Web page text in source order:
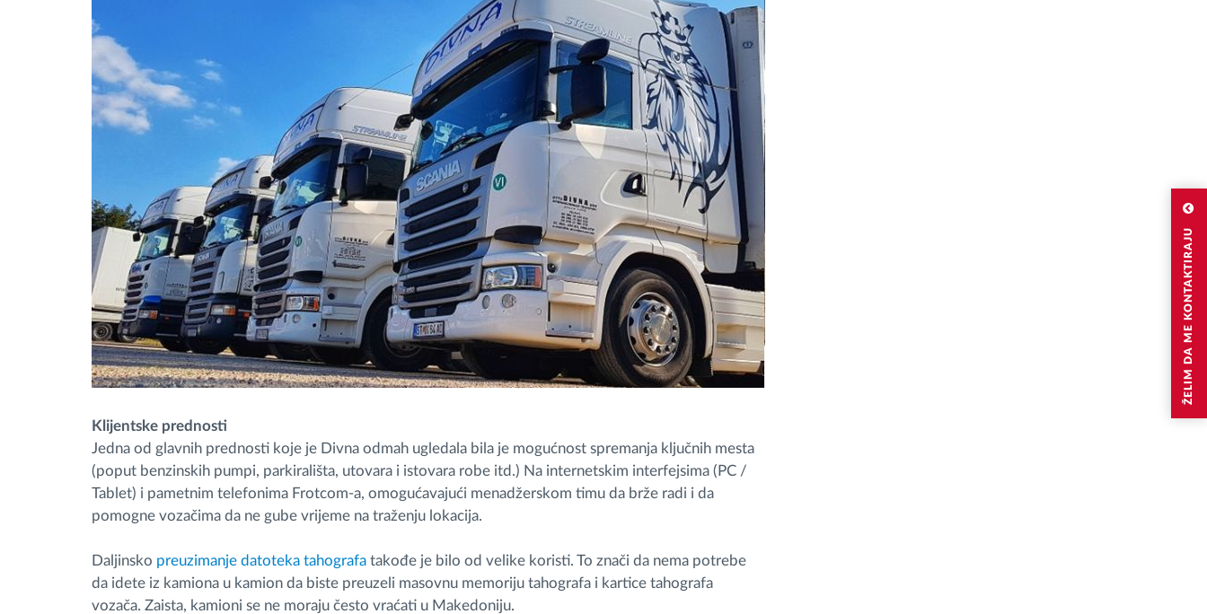
ŽELIM DA ME KONTAKTIRAJU
Klijentske prednosti
Jedna od glavnih prednosti koje je Divna odmah ugledala bila je mogućnost spremanja ključnih mesta
(poput benzinskih pumpi, parkirališta, utovara i istovara robe itd.) Na internetskim interfejsima (PC /
Tablet) i pametnim telefonima Frotcom-a, omogućavajući menadžerskom timu da brže radi i da
pomogne vozačima da ne gube vrijeme na traženju lokacija.
Daljinsko preuzimanje datoteka tahografa takođe je bilo od velike koristi. To znači da nema potrebe
da idete iz kamiona u kamion da biste preuzeli masovnu memoriju tahografa i kartice tahografa
vozača. Zaista, kamioni se ne moraju često vraćati u Makedoniju.